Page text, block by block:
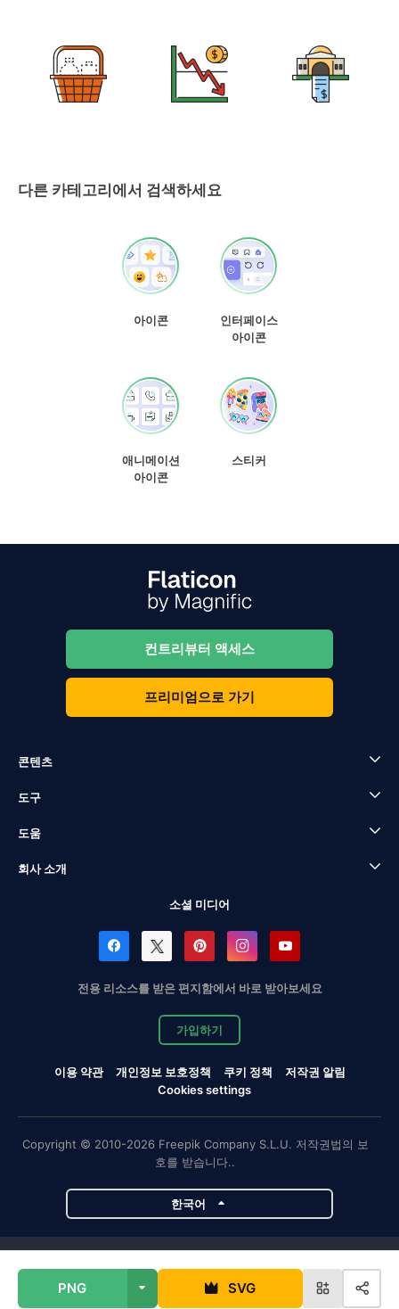
PNG SVG
다른 카테고리에서 검색하세요
아이콘
인터페이스
아이콘
애니메이션
아이콘
스티커
컨트리뷰터 액세스
프리미엄으로 가기
콘텐츠
도구
도움
회사 소개
소셜 미디어
전용 리소스를 받은 편지함에서 바로 받아보세요
가입하기
이용 약관 개인정보 보호정책 쿠키 정책
저작권 알림
Cookies settings
Copyright © 2010-2026 Freepik Company S.L.U. 저작권법의 보
호를 받습니다..
한국어